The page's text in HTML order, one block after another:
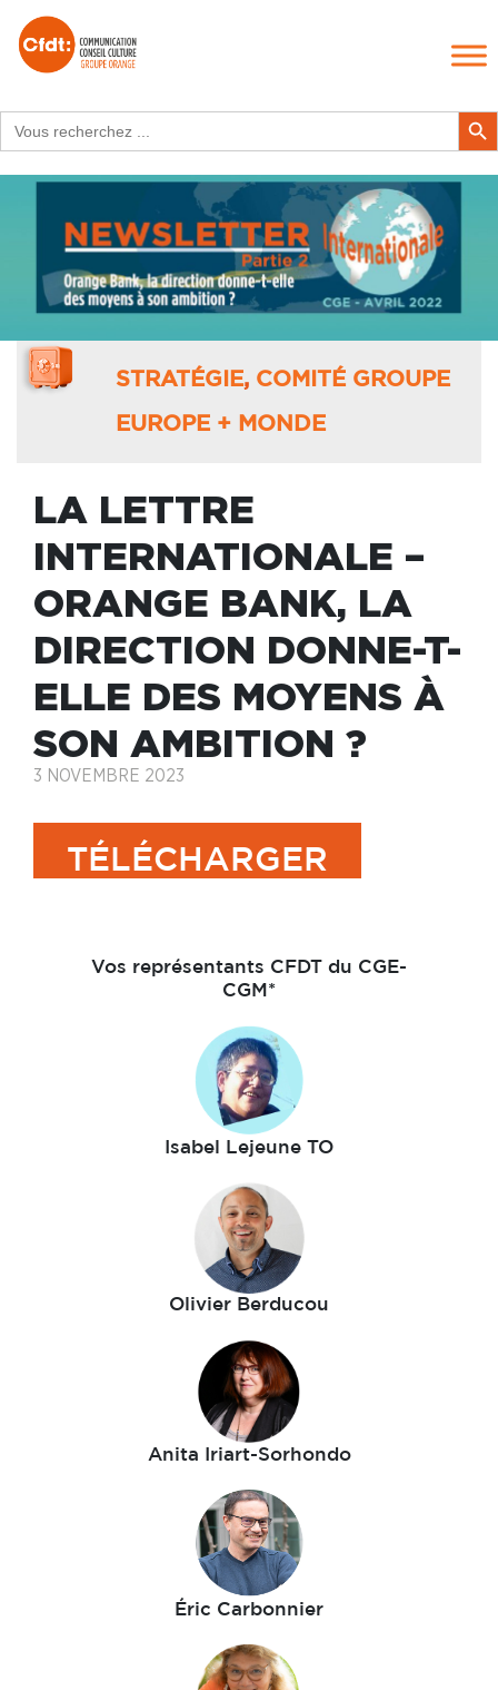
for:
Search
STRATÉGIE, COMITÉ GROUPE
EUROPE + MONDE
LA LETTRE
INTERNATIONALE –
ORANGE BANK, LA
DIRECTION DONNE-T-
ELLE DES MOYENS À
SON AMBITION ?
3 NOVEMBRE 2023
TÉLÉCHARGER
Vos représentants CFDT du CGE-
CGM*
Isabel Lejeune TO
Olivier Berducou
Anita Iriart-Sorhondo
Éric Carbonnier